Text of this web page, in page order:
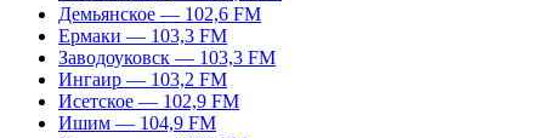
Демьянское — 102,6 FM
Ермаки — 103,3 FM
Заводоуковск — 103,3 FM
Ингаир — 103,2 FM
Исетское — 102,9 FM
Ишим — 104,9 FM